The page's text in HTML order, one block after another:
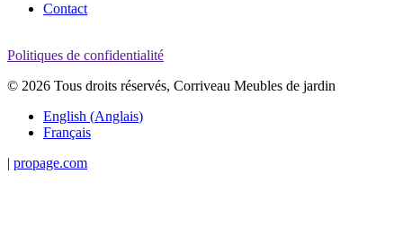
Contact
Politiques de confidentialité
© 2026 Tous droits réservés, Corriveau Meubles de jardin
English (Anglais)
Français
| propage.com